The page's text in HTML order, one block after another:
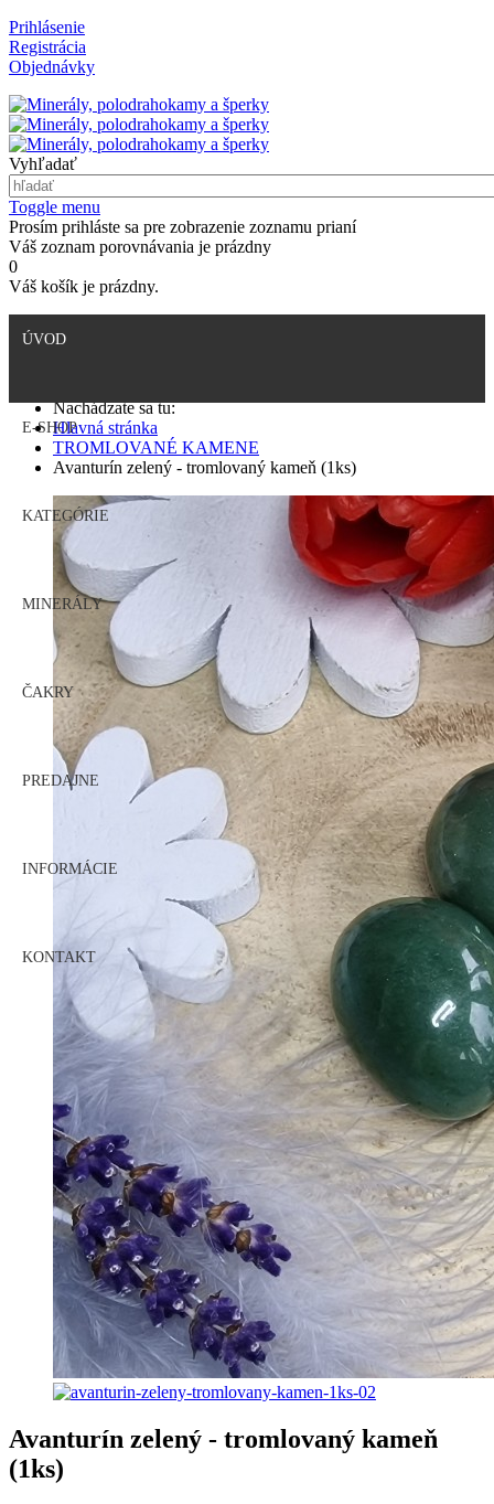
Prihlásenie
Registrácia
Objednávky
Vyhľadať
Toggle menu
Prosím prihláste sa pre zobrazenie zoznamu prianí
Váš zoznam porovnávania je prázdny
0
Váš košík je prázdny.
ÚVOD
E-SHOP
KATEGÓRIE
MINERÁLY
ČAKRY
PREDAJNE
INFORMÁCIE
KONTAKT
Nachádzate sa tu:
Hlavná stránka
TROMLOVANÉ KAMENE
Avanturín zelený - tromlovaný kameň (1ks)
Avanturín zelený - tromlovaný kameň
(1ks)